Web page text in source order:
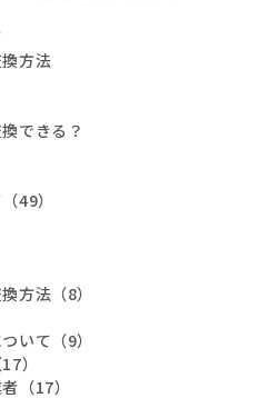
方法
できる？
49）
方法（8）
いて（9）
）
（17）